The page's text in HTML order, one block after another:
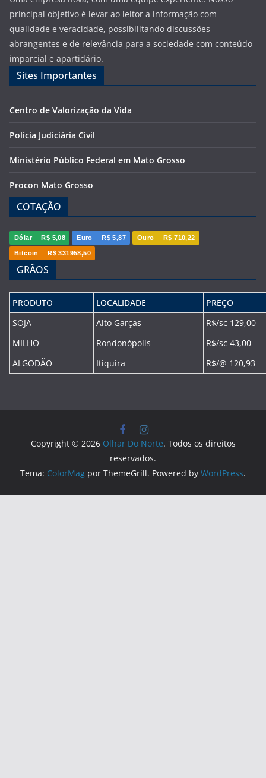
principal objetivo é levar ao leitor a informação com
qualidade e veracidade, possibilitando discussões
abrangentes e de relevância para a sociedade com conteúdo
imparcial e apartidário.
Sites Importantes
Centro de Valorização da Vida
Polícia Judiciária Civil
Ministério Público Federal em Mato Grosso
Procon Mato Grosso
COTAÇÃO
Dólar R$ 5,08 Euro R$ 5,87 Ouro R$ 710,22
Bitcoin R$ 331958,50
GRÃOS
PRODUTO LOCALIDADE
PREÇO
SOJA
Alto Garças
R$/sc 129,00
MILHO
Rondonópolis
R$/sc 43,00
ALGODÃO
Itiquira R$/@ 120,93
Copyright © 2026 Olhar Do Norte. Todos os direitos
reservados.
Tema: ColorMag por ThemeGrill. Powered by WordPress.